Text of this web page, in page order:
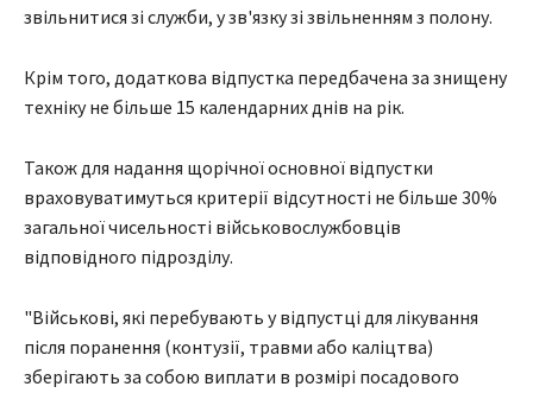
звільнитися зі служби, у зв'язку зі звільненням з полону.
Крім того, додаткова відпустка передбачена за знищену
техніку не більше 15 календарних днів на рік.
Також для надання щорічної основної відпустки
враховуватимуться критерії відсутності не більше 30%
загальної чисельності військовослужбовців
відповідного підрозділу.
"Військові, які перебувають у відпустці для лікування
після поранення (контузії, травми або каліцтва)
зберігають за собою виплати в розмірі посадового